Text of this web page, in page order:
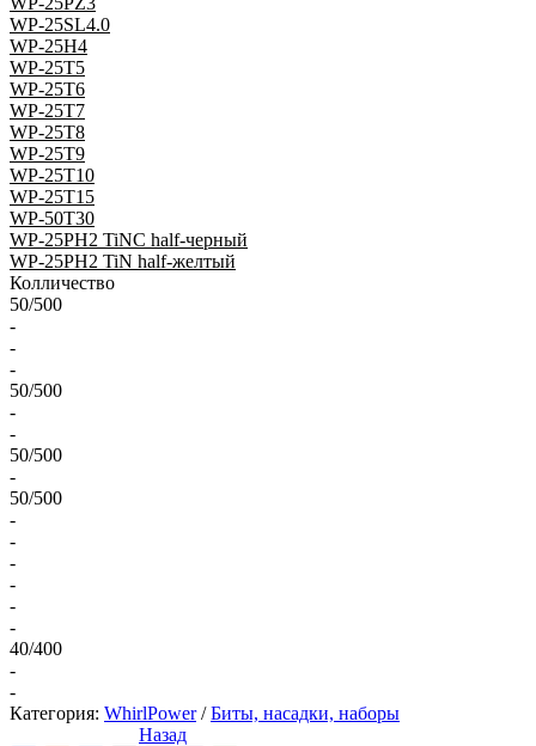
WP-25SL4.0
WP-25H4
WP-25T5
WP-25T6
WP-25T7
WP-25T8
WP-25T9
WP-25T10
WP-25T15
WP-50T30
WP-25PH2 TiNC half-черный
WP-25PH2 TiN half-желтый
Колличество
50/500
-
-
-
50/500
-
-
50/500
-
50/500
-
-
-
-
-
-
40/400
-
-
Категория: WhirlPower/Биты, насадки, наборы
Назад